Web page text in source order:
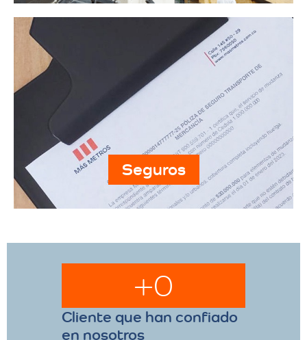
Seguros
Cliente que han confiado
en nosotros
+0